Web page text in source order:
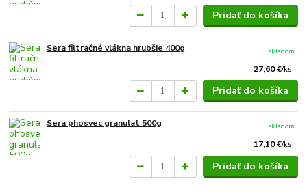
Pridať do košíka
Sera filtračné vlákna hrubšie 400g
27,60 €/ks
skladom
Pridať do košíka
Sera phosvec granulat 500g
17,10 €/ks
skladom
Pridať do košíka